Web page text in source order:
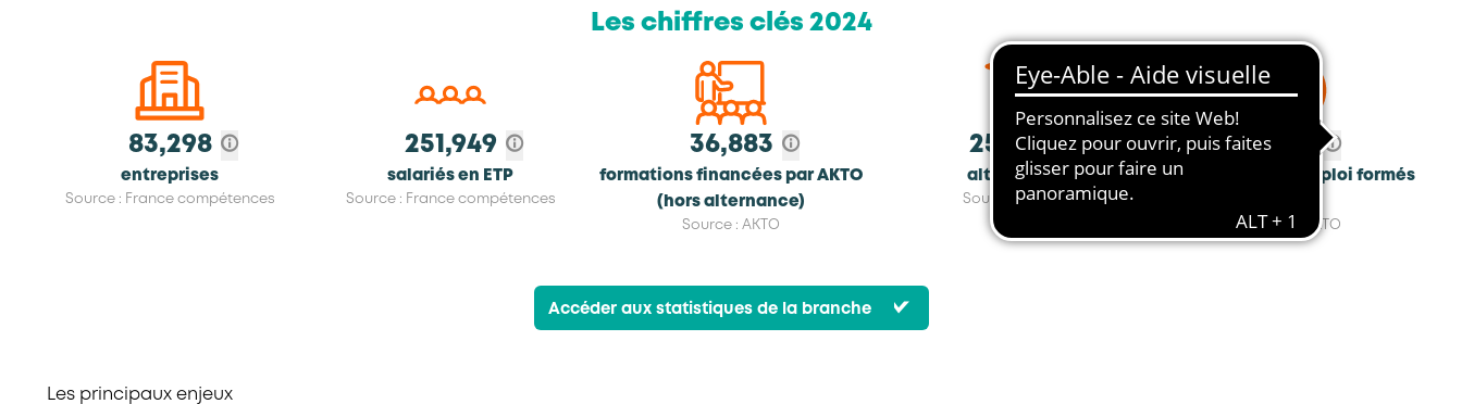
Les chiffres clés 2024
83,298
entreprises
Source : France compétences
251,949
salariés en ETP
Source : France compétences
36,883
formations financées par AKTO
(hors alternance)
Source : AKTO
25,680
alternants
Source : AKTO
100
demandeurs d'emploi formés
Source : AKTO
Accéder aux statistiques de la branche
Les principaux enjeux